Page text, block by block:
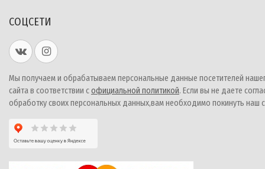
СОЦСЕТИ
Мы получаем и обрабатываем персональные данные посетителей
сайта в соответствии софициальной политикой. Если вы не даете
обработку своих персональных данных,вам необходимо покинуть наш